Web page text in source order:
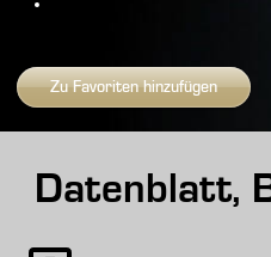
Zu Favoriten hinzufügen
Datenblatt,